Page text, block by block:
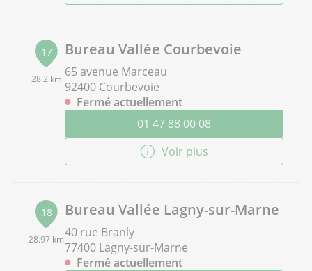
17
28.2 km
Bureau Vallée Courbevoie
65 avenue Marceau
92400 Courbevoie
Fermé actuellement
01 47 88 00 08
Voir plus
18
28.97 km
Bureau Vallée Lagny-sur-Marne
40 rue Branly
77400 Lagny-sur-Marne
Fermé actuellement